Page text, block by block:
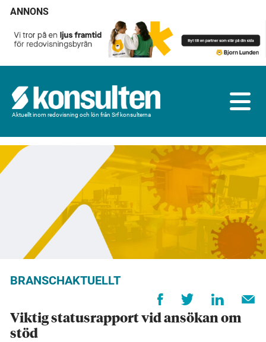
ANNONS
Aktuellt inom redovisning och lön från Srf konsulterna
BRANSCHAKTUELLT
Viktig statusrapport vid ansökan om
stöd